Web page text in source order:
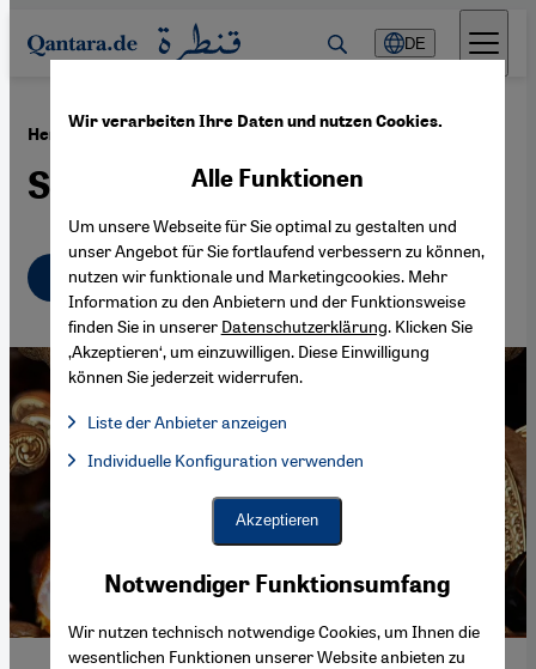
Direkt zum Inhalt springen
DE
Herrschaftsnachfolge in Oman ·20.11.2015
Sultan ohne Sohn
Deutsch English
Wir verarbeiten Ihre Daten und nutzen Cookies.
Notwendiger Funktionsumfang
Wir nutzen technisch notwendige Cookies, um Ihnen die
wesentlichen Funktionen unserer Website anbieten zu
Alle Funktionen
Um unsere Webseite für Sie optimal zu gestalten und
unser Angebot für Sie fortlaufend verbessern zu können,
nutzen wir funktionale und Marketingcookies. Mehr
Information zu den Anbietern und der Funktionsweise
finden Sie in unserer Datenschutzerklärung. Klicken Sie
‚Akzeptieren‘, um einzuwilligen. Diese Einwilligung
können Sie jederzeit widerrufen.
Liste der Anbieter anzeigen
Facebook Embed / Facebook Connect, Google Maps Embed,
Facebook Embed / Facebook Connect
Google Maps Embed
Individuelle Konfiguration verwenden
Akzeptieren